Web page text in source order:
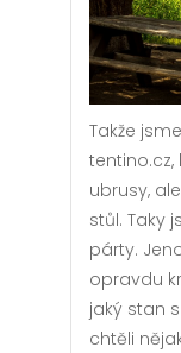
Takže
tentino.cz,
ubrusy,
stůl. Taky
párty.
opravdu
jaký stan
chtěli